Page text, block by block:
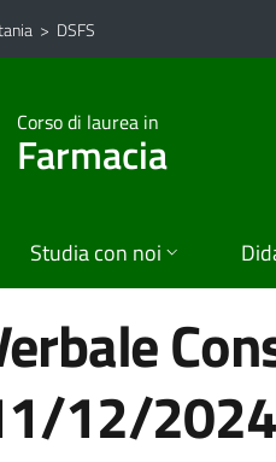
> DSFS
Corso di laurea in
Farmacia
Studia con noi
12/2024